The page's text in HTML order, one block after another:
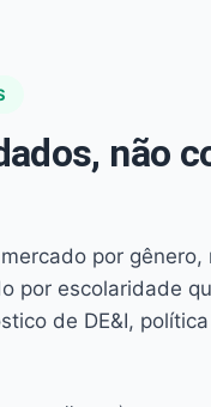
não
por gênero,
por escolaridade
de DE&I,